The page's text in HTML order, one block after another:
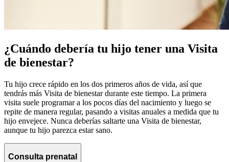
¿Cuándo debería tu hijo tener una Visita
de bienestar?
Tu hijo crece rápido en los dos primeros años de vida, así que
tendrás más Visita de bienestar durante este tiempo. La primera
visita suele programar a los pocos días del nacimiento y luego se
repite de manera regular, pasando a visitas anuales a medida que tu
hijo envejece. Nunca deberías saltarte una Visita de bienestar,
aunque tu hijo parezca estar sano.
Consulta prenatal